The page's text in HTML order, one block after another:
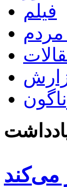
فیلم
می‌کند